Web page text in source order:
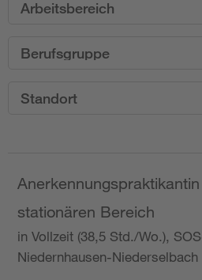
Arbeitsbereich
Berufsgruppe
Standort
stationären Bereich
in Vollzeit (38,5 Std./Wo.),
Niedernhausen-Niederselbach